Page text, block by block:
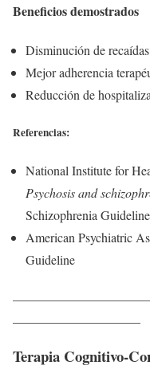
Beneficios demostrados
Disminución de
Mejor adherencia
Reducción de
Referencias:
National Institute for
Psychosis and
Schizophrenia
American Psychiatric
Guideline
Terapia Cognitivo-